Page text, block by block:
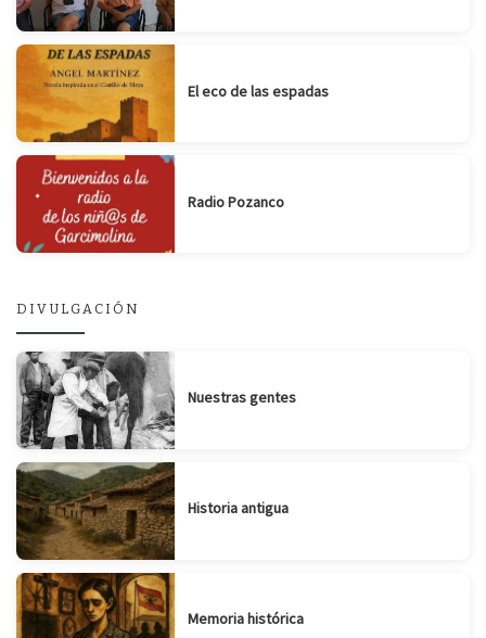
El eco de las espadas
Radio Pozanco
DIVULGACIÓN
Nuestras gentes
Historia antigua
Memoria histórica